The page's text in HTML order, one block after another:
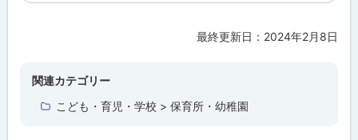
最終更新日： 2024年2月8日
関連カテゴリー
こども・育児・学校 > 保育所・幼稚園